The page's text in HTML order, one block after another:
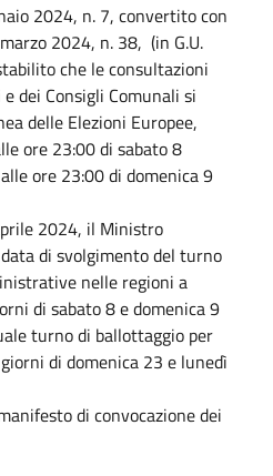
2024, n. 7, convertito con
2024, n. 38, (in G.U.
che le consultazioni
dei Consigli Comunali si
delle Elezioni Europee,
ore 23:00 di sabato 8
ore 23:00 di domenica 9
2024, il Ministro
di svolgimento del turno
nelle regioni a
di sabato 8 e domenica 9
turno di ballottaggio per
di domenica 23 e lunedì
di convocazione dei